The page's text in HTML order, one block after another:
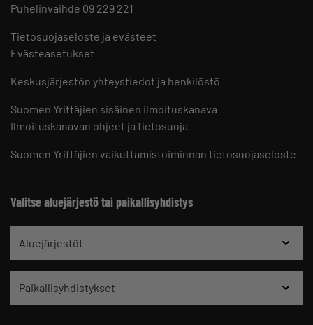
Puhelinvaihde 09 229 221
Tietosuojaseloste ja evästeet
Evästeasetukset
Keskusjärjestön yhteystiedot ja henkilöstö
Suomen Yrittäjien sisäinen ilmoituskanava
Ilmoituskanavan ohjeet ja tietosuoja
Suomen Yrittäjien vaikuttamistoiminnan tietosuojaseloste
Valitse aluejärjestö tai paikallisyhdistys
Aluejärjestöt
Paikallisyhdistykset